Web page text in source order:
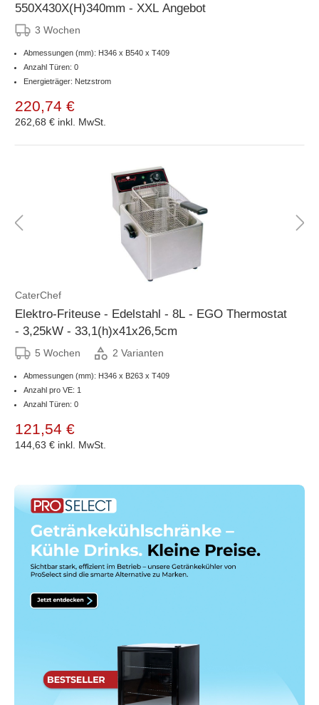
550X430X(H)340mm - XXL Angebot
3 Wochen
Abmessungen (mm): H346 x B540 x T409
Anzahl Türen: 0
Energieträger: Netzstrom
220,74 €
262,68 € inkl. MwSt.
CaterChef
Elektro-Friteuse - Edelstahl - 8L - EGO Thermostat
- 3,25kW - 33,1(h)x41x26,5cm
5 Wochen 2 Varianten
Abmessungen (mm): H346 x B263 x T409
Anzahl pro VE: 1
Anzahl Türen: 0
121,54 €
144,63 € inkl. MwSt.